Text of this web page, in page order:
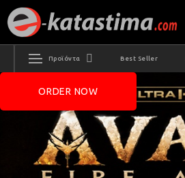
Προϊόντα Best Seller
ORDER NOW